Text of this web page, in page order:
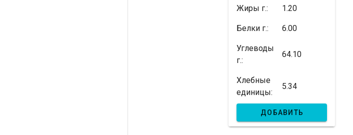
Жиры г.: 1.20
Белки г.: 6.00
Углеводы
г.:
64.10
Хлебные
единицы:
5.34
ДОБАВИТЬ